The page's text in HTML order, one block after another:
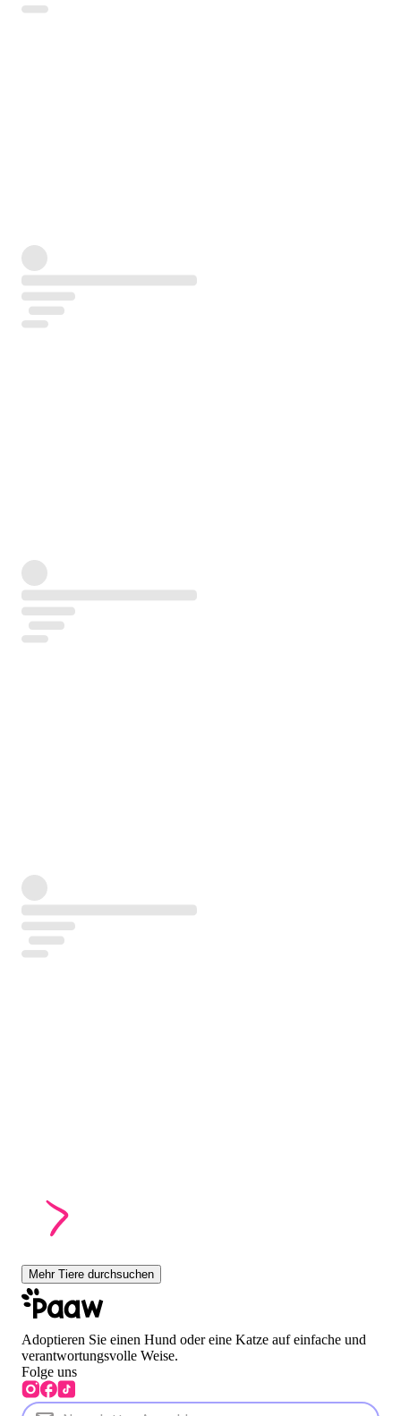
Mehr Tiere durchsuchen
Adoptieren Sie einen Hund oder eine Katze auf einfache und
verantwortungsvolle Weise.
Folge uns